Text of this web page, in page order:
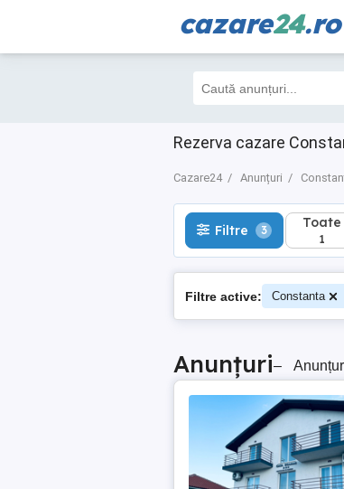
cazare24.ro
Rezerva cazare
Cazare24 Anunțuri
Filtre 3 Toate
1
Filtre 3 Toate
1
Filtre active: Constanta
Anunțuri–